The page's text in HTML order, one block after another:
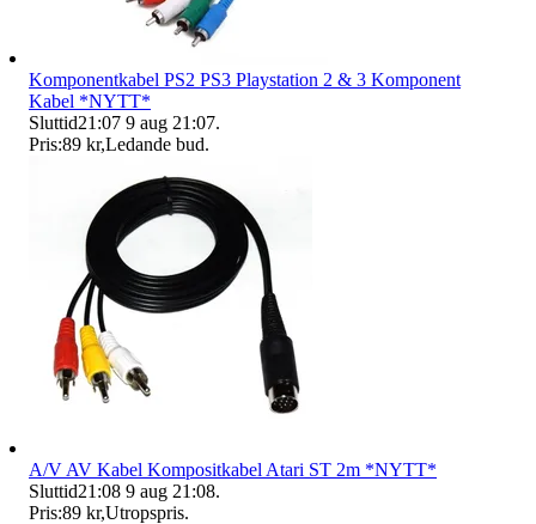
Komponentkabel PS2 PS3 Playstation 2 & 3 Komponent
Kabel *NYTT*
Sluttid21:07 9 aug 21:07.
Pris:89 kr,Ledande bud.
A/V AV Kabel Kompositkabel Atari ST 2m *NYTT*
Sluttid21:08 9 aug 21:08.
Pris:89 kr,Utropspris.